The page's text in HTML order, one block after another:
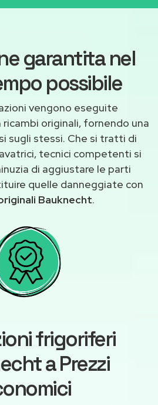
garantita nel
possibile
vengono eseguite
originali, fornendo una
sugli stessi. Che si tratti di
tecnici competenti si
di aggiustare le parti
quelle danneggiate con
Bauknecht.
frigoriferi
a Prezzi